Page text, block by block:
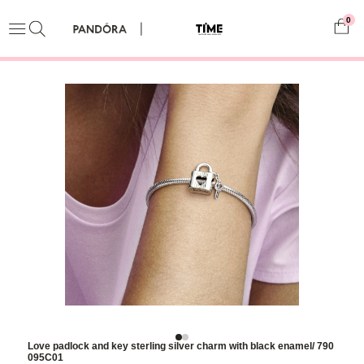
0
Love padlock and key sterling silver charm with black enamel/ 790
095C01